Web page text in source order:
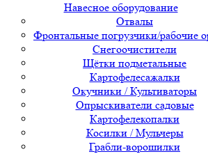
Навесное оборудование
Отвалы
Фронтальные погрузчики/рабочие
Снегоочистители
Щётки подметальные
Картофелесажалки
Окучники / Культиваторы
Опрыскиватели садовые
Картофелекопалки
Косилки / Мульчеры
Грабли-ворошилки